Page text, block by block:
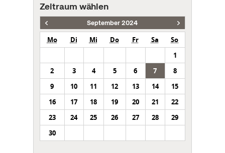
Zeitraum wählen
September 2024
Mo Di Mi Do Fr Sa
So
1
2
3 4 5 6 7
8
9
10 11 12 13 14
15
16
17 18 19 20 21
22
23
24 25 26 27 28
29
30